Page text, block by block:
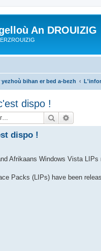
An DROUIZIG
bihan er bed a-bezh
dispo !
Rechercher
dispo !
Afrikaans Windows Vista LIPs
Packs (LIPs) have been